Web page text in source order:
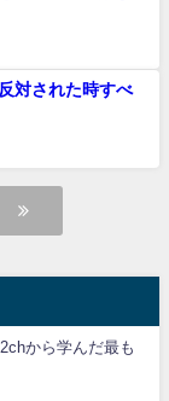
対された時すべ
から学んだ最も